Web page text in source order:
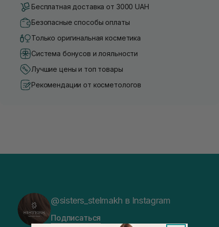
Бесплатная доставка от 3000 UAH
Безопасные способы оплаты
Только оригинальная косметика
Система бонусов и лояльности
Лучшие цены и топ товары
Рекомендации от косметологов
@sisters_stelmakh в Instagram
Подписаться